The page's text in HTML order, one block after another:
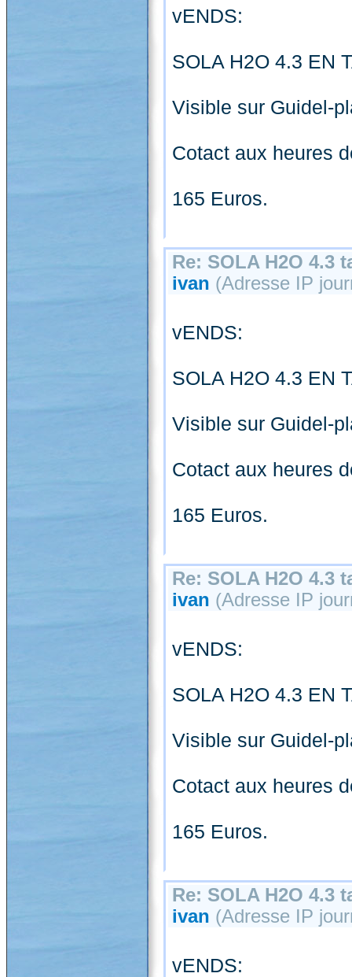
vENDS:
SOLA H2O 4.3 EN
Visible sur Guidel-
Cotact aux heures
165 Euros.
Re: SOLA H2O 4.3
ivan (Adresse IP
vENDS:
SOLA H2O 4.3 EN
Visible sur Guidel-
Cotact aux heures
165 Euros.
Re: SOLA H2O 4.3
ivan (Adresse IP
vENDS:
SOLA H2O 4.3 EN
Visible sur Guidel-
Cotact aux heures
165 Euros.
Re: SOLA H2O 4.3
ivan (Adresse IP
vENDS: